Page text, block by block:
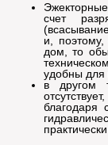
счет
и,
дом, то
удобны для
в другом
благодаря